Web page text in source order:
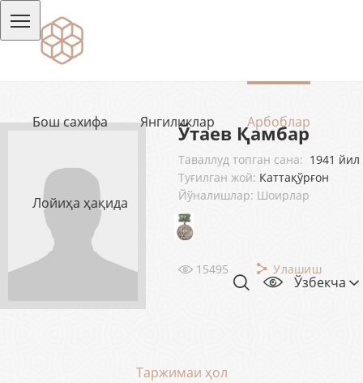
Бош сахифа Янгиликлар Арбоблар
Лойиҳа ҳақида
Ўзбекча
Ўтаев Қамбар
Таваллуд топган сана: 1941 йил
Туғилган жой: Каттақўрғон
Йўналишлар: Шоирлар
15495 Улашиш
Таржимаи ҳол